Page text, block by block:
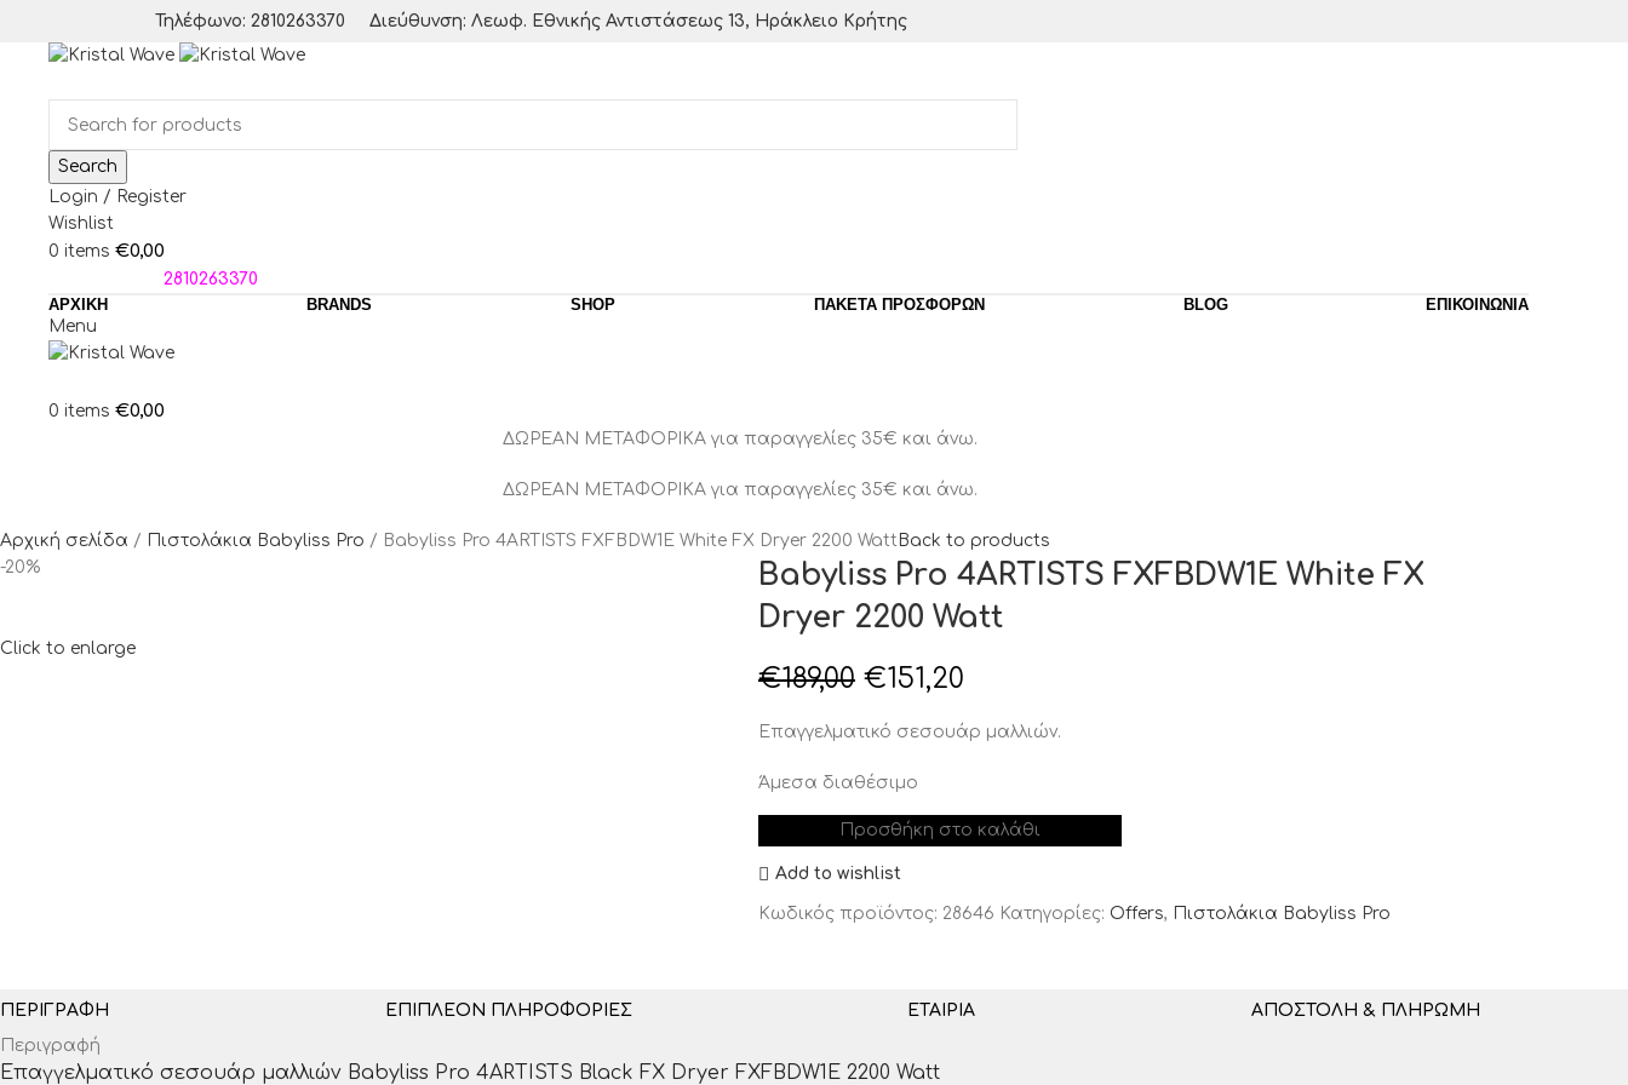
Τηλέφωνο: 2810263370 Διεύθυνση: Λεωφ. Εθνικής Αντιστάσεως 13, Ηράκλειο Κρήτης
Search
Login / Register
Wishlist
0 items €0,00
2810263370
ΑΡΧΙΚΗ
BRANDS SHOP ΠΑΚΈΤΑ ΠΡΟΣΦΟΡΏΝ BLOG
ΕΠΙΚΟΙΝΩΝΙΑ
Menu
0 items €0,00
ΔΩΡΕΑΝ ΜΕΤΑΦΟΡΙΚΑ για παραγγελίες 35€ και άνω.
ΔΩΡΕΑΝ ΜΕΤΑΦΟΡΙΚΑ για παραγγελίες 35€ και άνω.
Αρχική σελίδα Πιστολάκια Babyliss Pro Babyliss Pro 4ARTISTS FXFBDW1E White FX Dryer 2200 Watt Back to products
-20%
Click to enlarge
Babyliss Pro 4ARTISTS FXFBDW1E White FX
Dryer 2200 Watt
€189,00 €151,20
Eπαγγελματικό σεσουάρ μαλλιών.
Άμεσα διαθέσιμο
Προσθήκη στο καλάθι
Add to wishlist
Κωδικός προϊόντος: 28646 Κατηγορίες: Offers, Πιστολάκια Babyliss Pro
ΠΕΡΙΓΡΑΦΉ ΕΠΙΠΛΈΟΝ ΠΛΗΡΟΦΟΡΊΕΣ ΕΤΑΙΡΊΑ
ΑΠΟΣΤΟΛΉ & ΠΛΗΡΩΜΉ
Περιγραφή
Eπαγγελματικό σεσουάρ μαλλιών Babyliss Pro 4ARTISTS Black FX Dryer FXFBDW1E 2200 Watt